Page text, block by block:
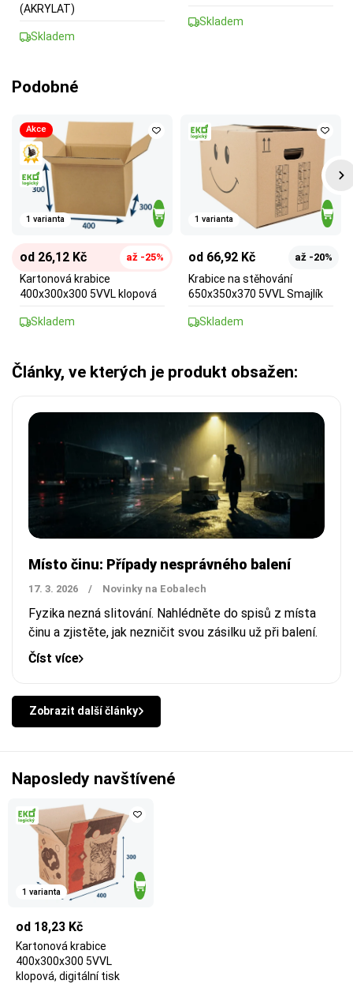
(AKRYLAT)
Skladem
Skladem
Podobné
Akce
1 varianta
od 26,12 Kč až -25%
Kartonová krabice
400x300x300 5VVL klopová
Skladem
1 varianta
od 66,92 Kč až -20%
Krabice na stěhování
650x350x370 5VVL Smajlík
Skladem
Články, ve kterých je produkt obsažen:
Místo činu: Případy nesprávného balení
17. 3. 2026 / Novinky na Eobalech
Fyzika nezná slitování. Nahlédněte do spisů z místa
činu a zjistěte, jak nezničit svou zásilku už při balení.
Číst více
Zobrazit další články
Naposledy navštívené
1 varianta
od 18,23 Kč
Kartonová krabice
400x300x300 5VVL
klopová, digitální tisk